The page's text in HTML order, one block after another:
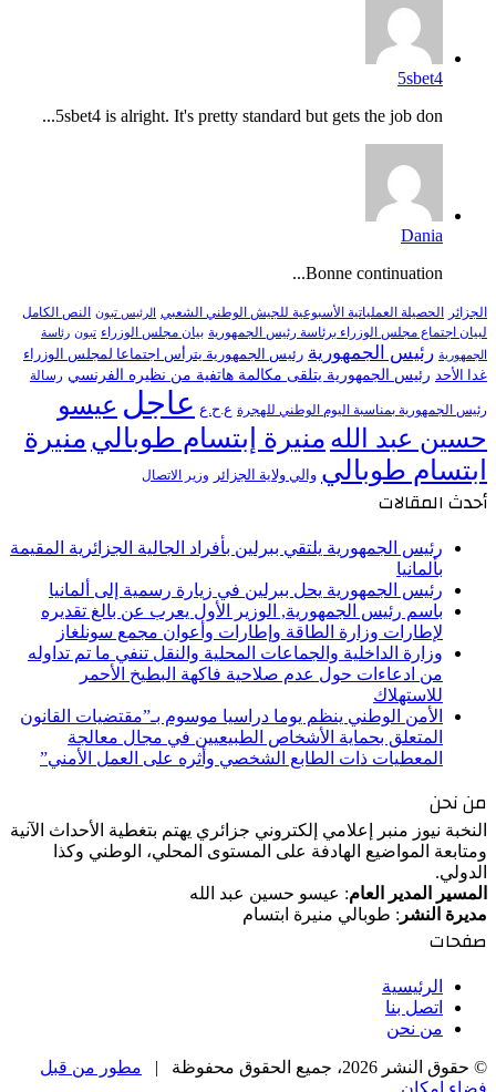
5sbet4
5sbet4 is alright. It's pretty standard but gets the job don...
Dania
Bonne continuation...
الجزائر الحصيلة العملياتية الأسبوعية للجيش الوطني الشعبي الرئيس تبون النص الكامل
لبيان اجتماع مجلس الوزراء برئاسة رئيس الجمهورية بيان مجلس الوزراء تبون رئاسة
الجمهورية رئيس الجمهورية رئيس الجمهورية يترأس اجتماعا لمجلس الوزراء
غدا الأحد رئيس الجمهورية يتلقى مكالمة هاتفية من نظيره الفرنسي رسالة
رئيس الجمهورية بمناسبة اليوم الوطني للهجرة ع.ح.ع عاجل عيسو
حسين عبد الله منيرة إبتسام طوبالي منيرة
ابتسام طوبالي والي ولاية الجزائر وزير الاتصال
أحدث المقالات
رئيس الجمهورية يلتقي ببرلين بأفراد الجالية الجزائرية المقيمة
بألمانيا
رئيس الجمهورية يحل ببرلين في زيارة رسمية إلى ألمانيا
باسم رئيس الجمهورية, الوزير الأول يعرب عن بالغ تقديره
لإطارات وزارة الطاقة وإطارات وأعوان مجمع سونلغاز
وزارة الداخلية والجماعات المحلية والنقل تنفي ما تم تداوله
من ادعاءات حول عدم صلاحية فاكهة البطيخ الأحمر
للاستهلاك
الأمن الوطني ينظم يوما دراسيا موسوم بـ”مقتضيات القانون
المتعلق بحماية الأشخاص الطبيعيين في مجال معالجة
المعطيات ذات الطابع الشخصي وأثره على العمل الأمني”
من نحن
النخبة نيوز منبر إعلامي إلكتروني جزائري يهتم بتغطية الأحداث الآنية
ومتابعة المواضيع الهادفة على المستوى المحلي، الوطني وكذا
الدولي.
المسير المدير العام: عيسو حسين عبد الله
مديرة النشر : طوبالي منيرة ابتسام
صفحات
الرئيسية
اتصل بنا
من نحن
© حقوق النشر 2026، جميع الحقوق محفوظة |
مطور من قبل
فضاء إمكان